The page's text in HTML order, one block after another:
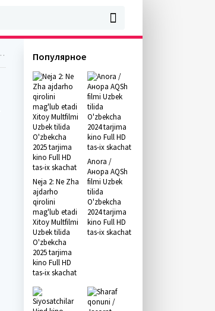
Популярное
Neja 2: Ne Zha
ajdarho
qirolini
mag'lub etadi
Xitoy Multfilmi
Uzbek tilida
O'zbekcha
2025 tarjima
kino Full HD
tas-ix skachat
Anora /
Анора AQSh
filmi Uzbek
tilida
O'zbekcha
2024 tarjima
kino Full HD
tas-ix skachat